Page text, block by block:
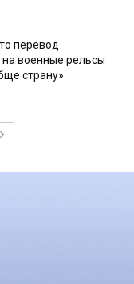
перевод
военные рельсы
страну»